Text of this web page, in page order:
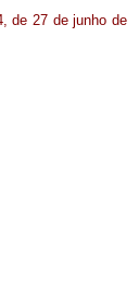
de 27 de junho de